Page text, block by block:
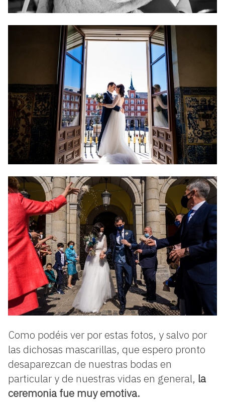
Como podéis ver por estas fotos, y salvo por
las dichosas mascarillas, que espero pronto
desaparezcan de nuestras bodas en
particular y de nuestras vidas en general, la
ceremonia fue muy emotiva.